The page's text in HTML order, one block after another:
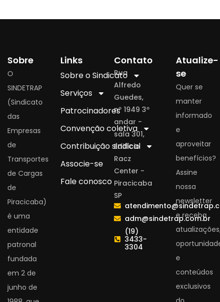
Sobre
O
SINDETRAP
(Sindicato
das
Empresas
de
Transportes
de Cargas
de
Piracicaba)
é uma
entidade
patronal
fundada
em 2 de
junho de
Links
Sobre o Sindicato
Serviços
Patrocinadores
Convenção coletiva
Contribuição sindical
Associe-se
Fale conosco
Contato
Rua
Alfredo
Guedes,
nº 1949 3º
andar -
sala 301,
Edifício
Racz
Center -
Piracicaba
SP
adm@sindetrap.com.br
(19)
3433-
3304
Atualize-
se
Quer se
manter
informado
e
aproveitar
benefícios?
Assine
nossa
newsletter
e receba
e
conteúdos
exclusivos